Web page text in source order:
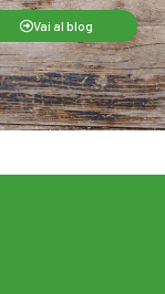
Vai al blog